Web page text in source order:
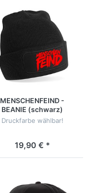
MENSCHENFEIND -
BEANIE (schwarz)
Druckfarbe wählbar!
19,90 € *